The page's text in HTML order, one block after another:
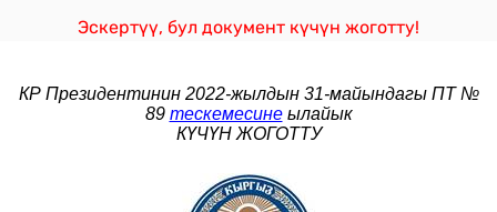
Эскертүү, бул документ күчүн жоготту!